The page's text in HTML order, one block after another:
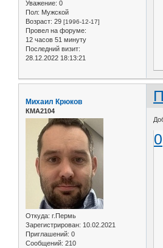
Уважение: 0
Пол: Мужской
Возраст: 29 [1996-12-17]
Провел на форуме:
12 часов 51 минуту
Последний визит:
28.12.2022 18:13:21
Михаил Крюков
КМА2104
Откуда: г.Пермь
Зарегистрирован: 10.02.2021
Приглашений: 0
Сообщений: 210
0